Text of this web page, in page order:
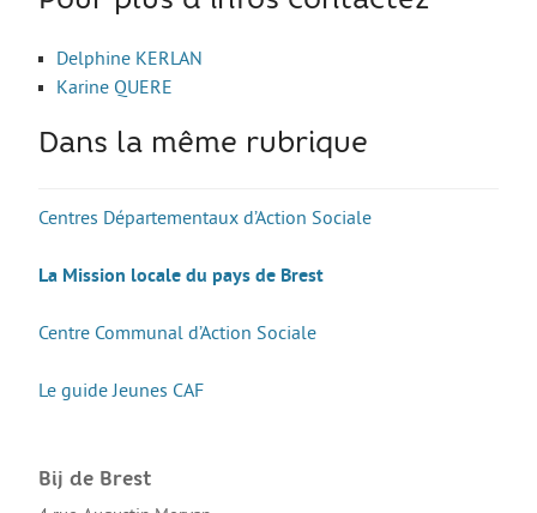
Guide Jeunes
Projets internationaux
Nous contacter
Delphine KERLAN
Karine QUERE
Dans la même rubrique
Centres Départementaux d’Action Sociale
La Mission locale du pays de Brest
Centre Communal d’Action Sociale
Le guide Jeunes CAF
Bij de Brest